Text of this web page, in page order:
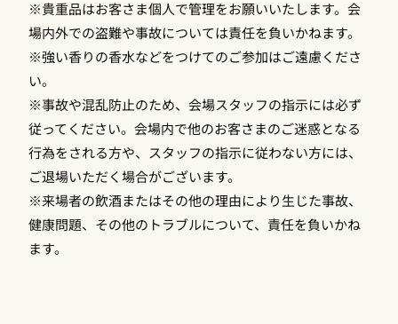
※貴重品はお客さま個人で管理をお願いいたします。会
場内外での盗難や事故については責任を負いかねます。
※強い香りの香水などをつけてのご参加はご遠慮くださ
い。
※事故や混乱防止のため、会場スタッフの指示には必ず
従ってください。会場内で他のお客さまのご迷惑となる
行為をされる方や、スタッフの指示に従わない方には、
ご退場いただく場合がございます。
※来場者の飲酒またはその他の理由により生じた事故、
健康問題、その他のトラブルについて、責任を負いかね
ます。